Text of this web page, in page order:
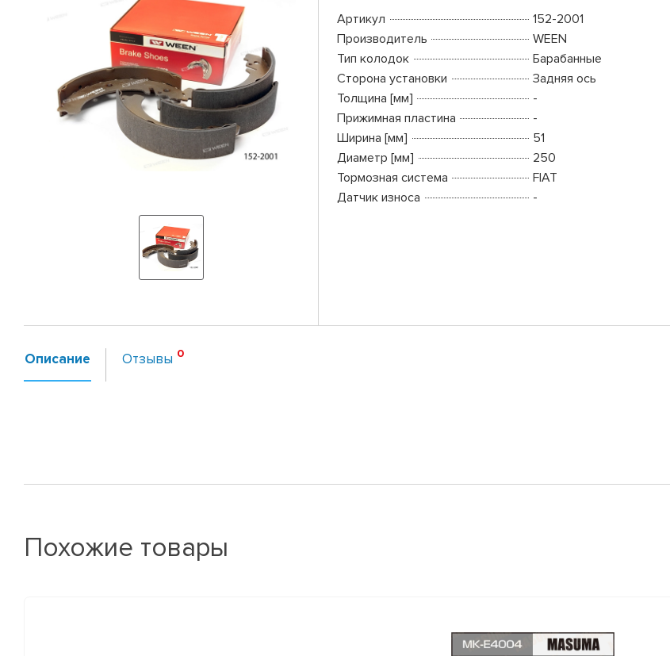
Артикул
152-2001
Производитель
WEEN
Тип колодок
Барабанные
Сторона установки
Задняя ось
Толщина [мм]
-
Прижимная пластина
-
Ширина [мм]
51
Диаметр [мм]
250
Тормозная система
FIAT
Датчик износа
-
Описание Отзывы
Похожие товары